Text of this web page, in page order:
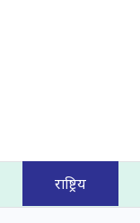
राष्ट्रिय